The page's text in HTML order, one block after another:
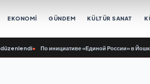
EKONOMİ GÜNDEM KÜLTÜR SANAT
• По инициативе «Единой России» в Йошкар-